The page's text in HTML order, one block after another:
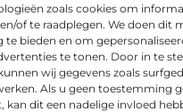
zoals cookies om
of te raadplegen. We doen dit
te bieden en om
te tonen. Door in te
wij gegevens zoals
Als u geen toestemming
dit een nadelige invloed